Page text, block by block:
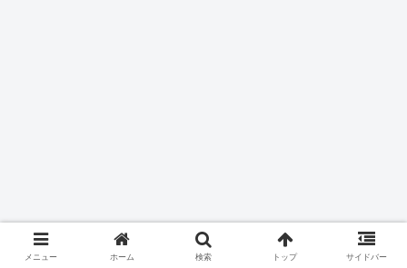
メニュー ホーム 検索 トップ サイドバー